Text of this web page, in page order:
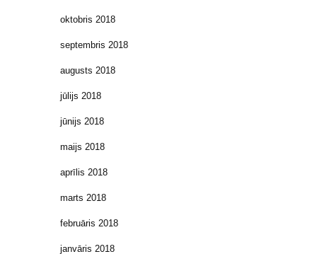
oktobris 2018
septembris 2018
augusts 2018
jūlijs 2018
jūnijs 2018
maijs 2018
aprīlis 2018
marts 2018
februāris 2018
janvāris 2018